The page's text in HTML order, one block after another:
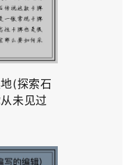
(探索石
未见过